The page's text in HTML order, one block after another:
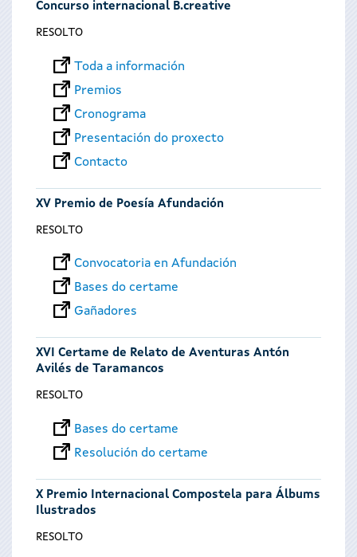
Concurso internacional B.creative
RESOLTO
Toda a información
Premios
Cronograma
Presentación do proxecto
Contacto
XV Premio de Poesía Afundación
RESOLTO
Convocatoria en Afundación
Bases do certame
Gañadores
XVI Certame de Relato de Aventuras Antón
Avilés de Taramancos
RESOLTO
Bases do certame
Resolución do certame
X Premio Internacional Compostela para Álbums
Ilustrados
RESOLTO